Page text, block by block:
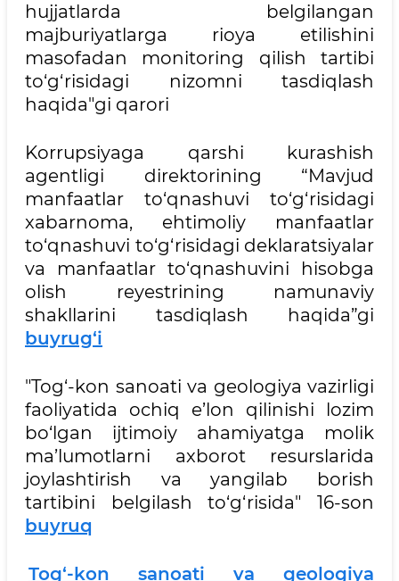
hujjatlarda belgilangan
majburiyatlarga rioya etilishini
masofadan monitoring qilish tartibi
to‘g‘risidagi nizomni tasdiqlash
haqida"gi qarori
Korrupsiyaga qarshi kurashish
agentligi direktorining “Mavjud
manfaatlar to‘qnashuvi to‘g‘risidagi
xabarnoma, ehtimoliy manfaatlar
to‘qnashuvi to‘g‘risidagi deklaratsiyalar
va manfaatlar to‘qnashuvini hisobga
olish reyestrining namunaviy
shakllarini tasdiqlash haqida”gi
buyrug‘i
"Tog‘-kon sanoati va geologiya vazirligi
faoliyatida ochiq e’lon qilinishi lozim
bo‘lgan ijtimoiy ahamiyatga molik
ma’lumotlarni axborot resurslarida
joylashtirish va yangilab borish
tartibini belgilash to‘g‘risida" 16-son
buyruq
Tog‘-kon sanoati va geologiya